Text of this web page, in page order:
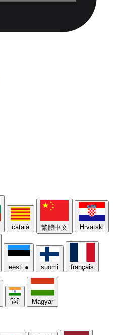
català 繁體中文 Hrvatski
eesti ● suomi français
हिंदी Magyar